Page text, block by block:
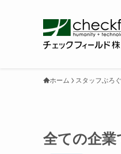
ホーム スタッフぶろぐ
全ての企